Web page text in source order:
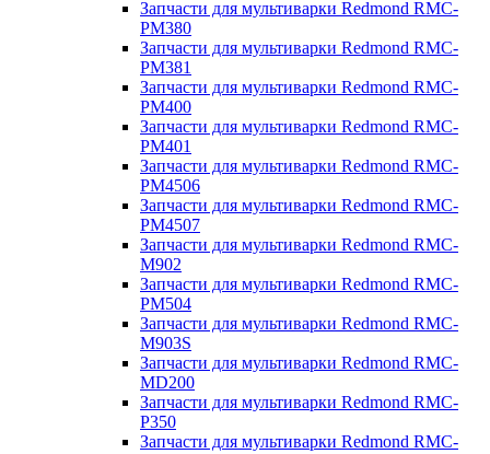
Запчасти для мультиварки Redmond RMC-
PM380
Запчасти для мультиварки Redmond RMC-
PM381
Запчасти для мультиварки Redmond RMC-
PM400
Запчасти для мультиварки Redmond RMC-
PM401
Запчасти для мультиварки Redmond RMC-
PM4506
Запчасти для мультиварки Redmond RMC-
PM4507
Запчасти для мультиварки Redmond RMC-
M902
Запчасти для мультиварки Redmond RMC-
PM504
Запчасти для мультиварки Redmond RMC-
M903S
Запчасти для мультиварки Redmond RMC-
MD200
Запчасти для мультиварки Redmond RMC-
P350
Запчасти для мультиварки Redmond RMC-